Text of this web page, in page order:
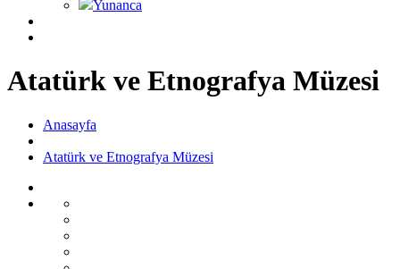
Yunanca
Atatürk ve Etnografya Müzesi
Anasayfa
Atatürk ve Etnografya Müzesi